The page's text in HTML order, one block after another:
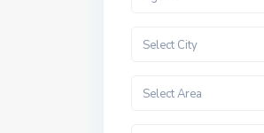
Select City
Select Area